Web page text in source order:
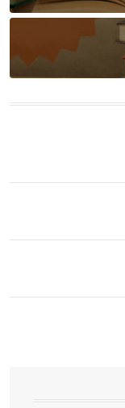
التي ارتبطت
خاصة، حيث يحرص